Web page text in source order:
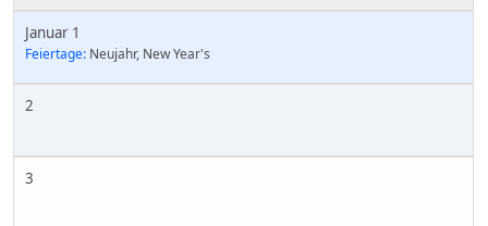
Januar 1
Feiertage: Neujahr, New Year's
2
3